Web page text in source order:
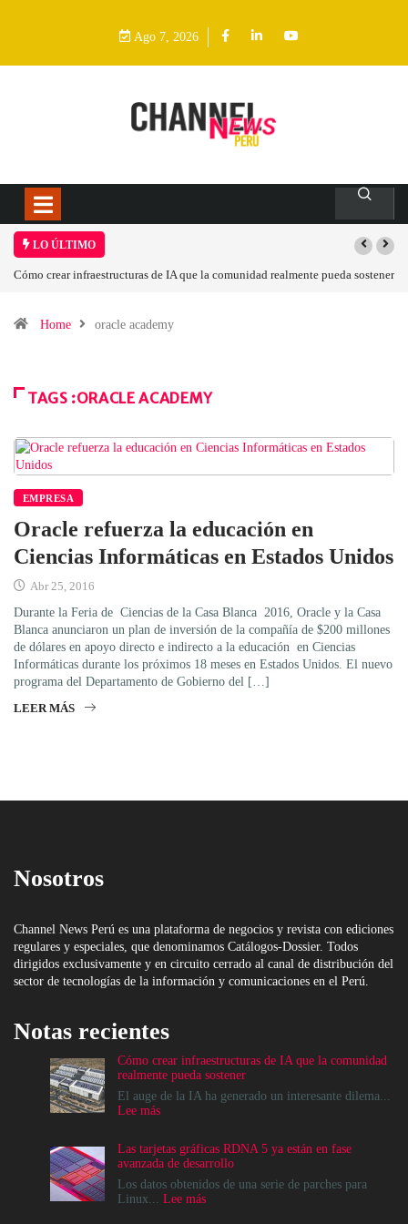
Ago 7, 2026
LO ÚLTIMO
Cómo crear infraestructuras de IA que la comunidad realmente pueda sostener
Home oracle academy
TAGS :ORACLE ACADEMY
EMPRESA
Oracle refuerza la educación en
Ciencias Informáticas en Estados Unidos
Abr 25, 2016
Durante la Feria de Ciencias de la Casa Blanca 2016, Oracle y la Casa
Blanca anunciaron un plan de inversión de la compañía de $200 millones
de dólares en apoyo directo e indirecto a la educación en Ciencias
Informáticas durante los próximos 18 meses en Estados Unidos. El nuevo
programa del Departamento de Gobierno del […]
LEER MÁS
Nosotros
Channel News Perú es una plataforma de negocios y revista con ediciones
regulares y especiales, que denominamos Catálogos-Dossier. Todos
dirigidos exclusivamente y en circuito cerrado al canal de distribución del
sector de tecnologías de la información y comunicaciones en el Perú.
Notas recientes
Cómo crear infraestructuras de IA que la comunidad
realmente pueda sostener
El auge de la IA ha generado un interesante dilema...
Lee más:
infraestructuras
de
IA
que
Las tarjetas gráficas RDNA 5 ya están en fase
avanzada de desarrollo
Los datos obtenidos de una serie de parches para
Linux... Lee más: